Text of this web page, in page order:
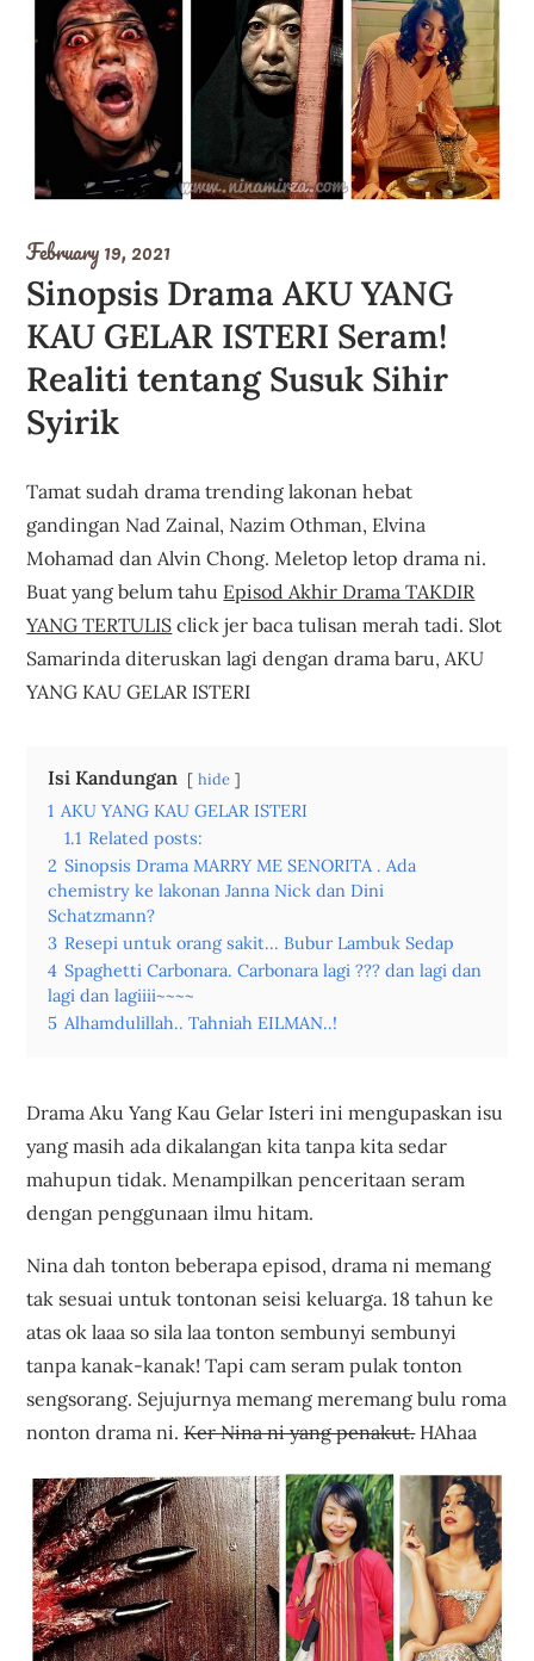
February 19, 2021
Sinopsis Drama AKU YANG
KAU GELAR ISTERI Seram!
Realiti tentang Susuk Sihir
Syirik
Tamat sudah drama trending lakonan hebat
gandingan Nad Zainal, Nazim Othman, Elvina
Mohamad dan Alvin Chong. Meletop letop drama ni.
Buat yang belum tahu Episod Akhir Drama TAKDIR
YANG TERTULIS click jer baca tulisan merah tadi. Slot
Samarinda diteruskan lagi dengan drama baru, AKU
YANG KAU GELAR ISTERI
Isi Kandungan hide
1 AKU YANG KAU GELAR ISTERI
1.1 Related posts:
2 Sinopsis Drama MARRY ME SENORITA . Ada
chemistry ke lakonan Janna Nick dan Dini
Schatzmann?
3 Resepi untuk orang sakit... Bubur Lambuk Sedap
4 Spaghetti Carbonara. Carbonara lagi ??? dan lagi dan
lagi dan lagiiii~~~~
5 Alhamdulillah.. Tahniah EILMAN..!
Drama Aku Yang Kau Gelar Isteri ini mengupaskan isu
yang masih ada dikalangan kita tanpa kita sedar
mahupun tidak. Menampilkan penceritaan seram
dengan penggunaan ilmu hitam.
Nina dah tonton beberapa episod, drama ni memang
tak sesuai untuk tontonan seisi keluarga. 18 tahun ke
atas ok laaa so sila laa tonton sembunyi sembunyi
tanpa kanak-kanak! Tapi cam seram pulak tonton
sengsorang. Sejujurnya memang meremang bulu roma
nonton drama ni.Ker Nina ni yang penakut.HAhaa